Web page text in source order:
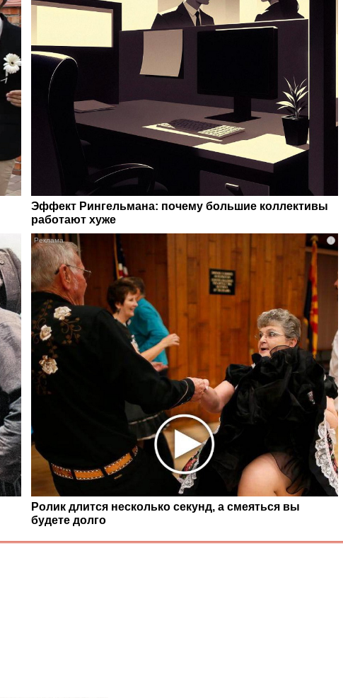
Эффект Рингельмана: почему большие коллективы
работают хуже
i
Ролик длится несколько секунд, а смеяться вы
будете долго